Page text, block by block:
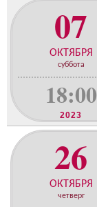
07
ОКТЯБРЯ
суббота
18:00
2023
26
ОКТЯБРЯ
четверг